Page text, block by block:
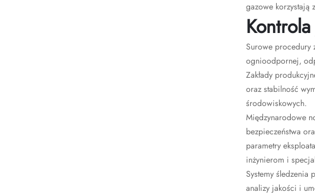
gazowe korzystają
Surowe procedury
ognioodpornej,
Zakłady
oraz stabilność
środowiskowych.
Międzynarodowe
bezpieczeństwa
parametry
inżynierom i
Systemy śledzenia
analizy jakości i